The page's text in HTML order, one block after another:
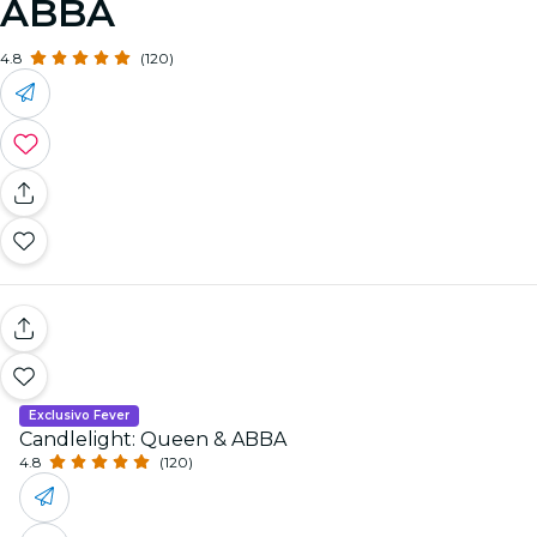
ABBA
4.8 (120)
Exclusivo Fever
Candlelight: Queen & ABBA
4.8 (120)